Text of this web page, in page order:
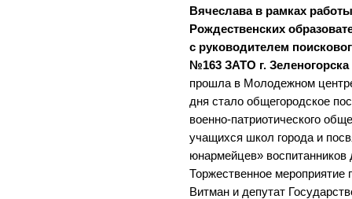
Вячеслава в рамках
Рождественских
с руководителем
№163 ЗАТО г.
прошла в Молодежном
дня стало общегородское
военно-патриотического
учащихся школ города и
юнармейцев»
Торжественное мероприятие
Витман и депутат